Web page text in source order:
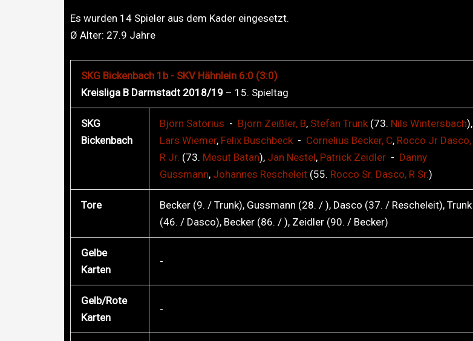
Es wurden 14 Spieler aus dem Kader eingesetzt.
Ø Alter: 27.9 Jahre
SKG Bickenbach 1b - SKV Hähnlein 6:0 (3:0)
Kreisliga B Darmstadt 2018/19 – 15. Spieltag
SKG
Bickenbach
Björn Satorius - Björn Zeißler, B, Stefan Trunk (73. Nils Wintersbach),
Lars Wiemer, Felix Buschbeck - Cornelius Becker, C, Rocco Jr Dasco,
R Jr. (73. Mesut Batan), Jan Nestel, Patrick Zeidler - Danny
Gussmann, Johannes Rescheleit (55. Rocco Sr. Dasco, R Sr.)
Tore
Becker (9. / Trunk), Gussmann (28. / ), Dasco (37. / Rescheleit), Trunk
(46. / Dasco), Becker (86. / ), Zeidler (90. / Becker)
Gelbe
Karten
-
Gelb/Rote
Karten
-